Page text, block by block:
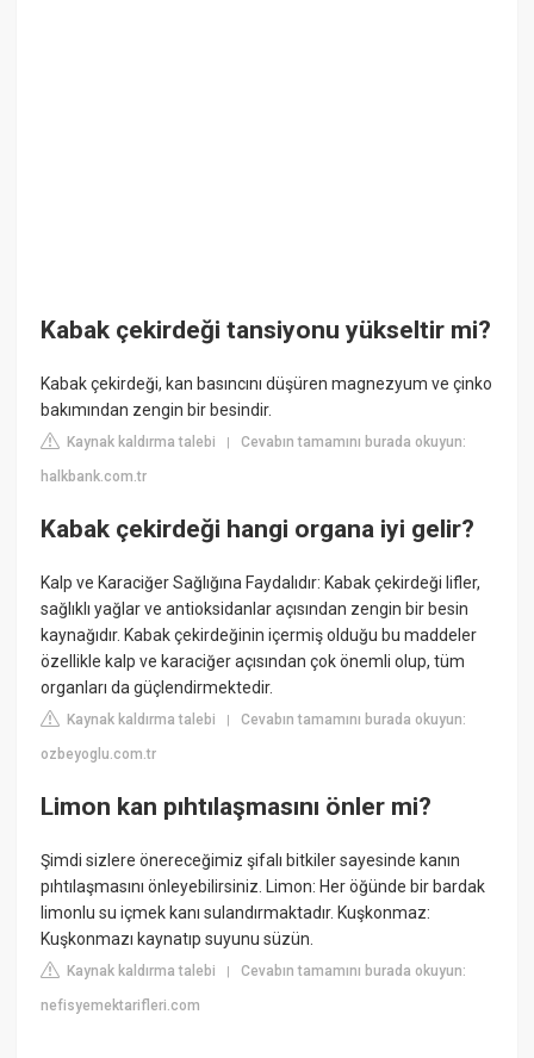
Kabak çekirdeği tansiyonu yükseltir mi?
Kabak çekirdeği, kan basıncını düşüren magnezyum ve çinko
bakımından zengin bir besindir.
Kaynak kaldırma talebi |Cevabın tamamını burada okuyun:
halkbank.com.tr
Kabak çekirdeği hangi organa iyi gelir?
Kalp ve Karaciğer Sağlığına Faydalıdır: Kabak çekirdeği lifler,
sağlıklı yağlar ve antioksidanlar açısından zengin bir besin
kaynağıdır. Kabak çekirdeğinin içermiş olduğu bu maddeler
özellikle kalp ve karaciğer açısından çok önemli olup, tüm
organları da güçlendirmektedir.
Kaynak kaldırma talebi |Cevabın tamamını burada okuyun:
ozbeyoglu.com.tr
Limon kan pıhtılaşmasını önler mi?
Şimdi sizlere önereceğimiz şifalı bitkiler sayesinde kanın
pıhtılaşmasını önleyebilirsiniz. Limon: Her öğünde bir bardak
limonlu su içmek kanı sulandırmaktadır. Kuşkonmaz:
Kuşkonmazı kaynatıp suyunu süzün.
Kaynak kaldırma talebi |Cevabın tamamını burada okuyun:
nefisyemektarifleri.com